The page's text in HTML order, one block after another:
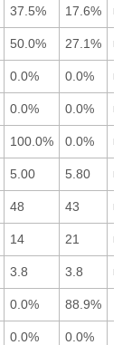
37.5% 17.6%
50.0% 27.1%
0.0% 0.0%
0.0% 0.0%
100.0% 0.0%
5.00 5.80
48 43
14 21
3.8 3.8
0.0% 88.9%
0.0% 0.0%